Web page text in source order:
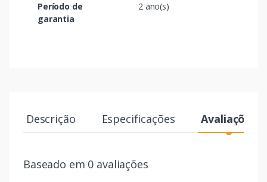
Período de
garantia
2 ano(s)
Descrição Especificações Avaliações
Baseado em 0 avaliações